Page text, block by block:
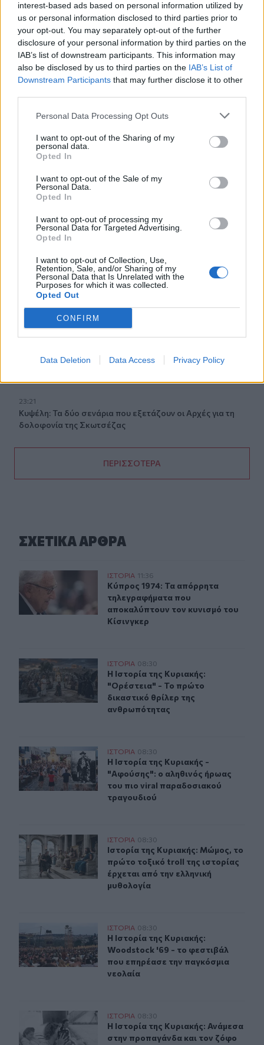
interest-based ads based on personal information utilized by
us or personal information disclosed to third parties prior to
your opt-out. You may separately opt-out of the further
disclosure of your personal information by third parties on the
IAB’s list of downstream participants. This information may
also be disclosed by us to third parties on the IAB’s List of
Downstream Participants that may further disclose it to other
Personal Data Processing Opt Outs
I want to opt-out of the Sharing of my
personal data.
Opted In
I want to opt-out of the Sale of my
Personal Data.
Opted In
I want to opt-out of processing my
Personal Data for Targeted Advertising.
Opted In
I want to opt-out of Collection, Use,
Retention, Sale, and/or Sharing of my
Personal Data that Is Unrelated with the
Purposes for which it was collected.
Opted Out
CONFIRM
Data Deletion Data Access Privacy Policy
02:07
Στο χαμηλότερο επίπεδο των τελευταίων 13 ετών η
αγορά smartphones
Νέιθαν Τόμας: Το παιδί-θαύμα που έγινε καθηγητής
πανεπιστημίου στα 18 του χρόνια
Γιατί του Σωτήρος τρώμε ψάρι και ευλογούμε τα πρώτα
σταφύλια
Βρετανία: Η κυβέρνηση δεν θα προχωρήσει σε διεξαγωγή
έρευνας για τον Έπστιν
ΗΠΑ: Ο Ζούκερμπεργκ ζήτησε συγγνώμη από την
κυβέρνηση της Ινδίας για περιεχόμενο και λάθη της Meta
23:40
Βόλος: Υπό έλεγχο η φωτιά στο Αρχαίο Θέατρο
Δημητριάδος
Φωτιά σε χαμηλή βλάστηση στην Κάρπαθο
Κολομβία: Διασώθηκε ιπποποταμάκι από την αποικία του
23:21
Κυψέλη: Τα δύο σενάρια που εξετάζουν οι Αρχές για τη
δολοφονία της Σκωτσέζας
ΠΕΡΙΣΣΟΤΕΡΑ
ΣΧΕΤΙΚA AΡΘΡΑ
Κύπρος 1974: Τα απόρρητα τηλεγραφήματα που
ΙΣΤΟΡΙΑ 11:36
Κύπρος 1974: Τα απόρρητα
Κύπρος 1974: Τα απόρρητα
τηλεγραφήματα που
αποκαλύπτουν τον κυνισμό του
Κίσινγκερ
Η Ιστορία της Κυριακής: "Ορέστεια" - Το πρώτο
ΙΣΤΟΡΙΑ 08:30
Η Ιστορία της Κυριακής:
Η Ιστορία της Κυριακής:
"Ορέστεια" - Το πρώτο
δικαστικό θρίλερ της
ανθρωπότητας
H Ιστορία της Κυριακής - "Αφούσης": ο αληθινός
ΙΣΤΟΡΙΑ 08:30
H Ιστορία της Κυριακής -
H Ιστορία της Κυριακής -
"Αφούσης": ο αληθινός ήρωας
του πιο viral παραδοσιακού
τραγουδιού
Ιστορία της Κυριακής: Μώμος, το πρώτο τοξικό troll της
ΙΣΤΟΡΙΑ 08:30
Ιστορία της Κυριακής: Μώμος, το
Ιστορία της Κυριακής: Μώμος, το
πρώτο τοξικό troll της ιστορίας
έρχεται από την ελληνική
μυθολογία
Η Ιστορία της Κυριακής: Woodstock '69 - το φεστιβάλ
ΙΣΤΟΡΙΑ 08:30
Η Ιστορία της Κυριακής:
Η Ιστορία της Κυριακής:
Woodstock '69 - το φεστιβάλ
που επηρέασε την παγκόσμια
νεολαία
Η Ιστορία της Κυριακής: Ανάμεσα στην προπαγάνδα
ΙΣΤΟΡΙΑ 08:30
Η Ιστορία της Κυριακής: Ανάμεσα
Η Ιστορία της Κυριακής: Ανάμεσα
στην προπαγάνδα και τον ζόφο